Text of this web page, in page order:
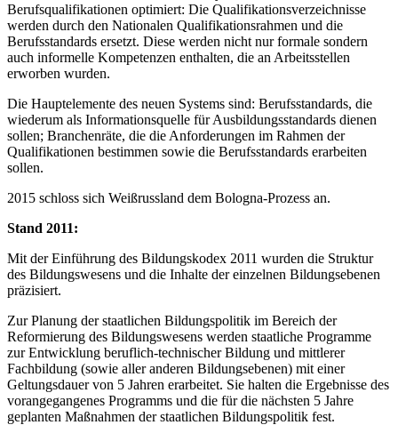
Berufsqualifikationen optimiert: Die Qualifikationsverzeichnisse
werden durch den Nationalen Qualifikationsrahmen und die
Berufsstandards ersetzt. Diese werden nicht nur formale sondern
auch informelle Kompetenzen enthalten, die an Arbeitsstellen
erworben wurden.
Die Hauptelemente des neuen Systems sind: Berufsstandards, die
wiederum als Informationsquelle für Ausbildungsstandards dienen
sollen; Branchenräte, die die Anforderungen im Rahmen der
Qualifikationen bestimmen sowie die Berufsstandards erarbeiten
sollen.
2015 schloss sich Weißrussland dem Bologna-Prozess an.
Stand 2011:
Mit der Einführung des Bildungskodex 2011 wurden die Struktur
des Bildungswesens und die Inhalte der einzelnen Bildungsebenen
präzisiert.
Zur Planung der staatlichen Bildungspolitik im Bereich der
Reformierung des Bildungswesens werden staatliche Programme
zur Entwicklung beruflich-technischer Bildung und mittlerer
Fachbildung (sowie aller anderen Bildungsebenen) mit einer
Geltungsdauer von 5 Jahren erarbeitet. Sie halten die Ergebnisse des
vorangegangenes Programms und die für die nächsten 5 Jahre
geplanten Maßnahmen der staatlichen Bildungspolitik fest.